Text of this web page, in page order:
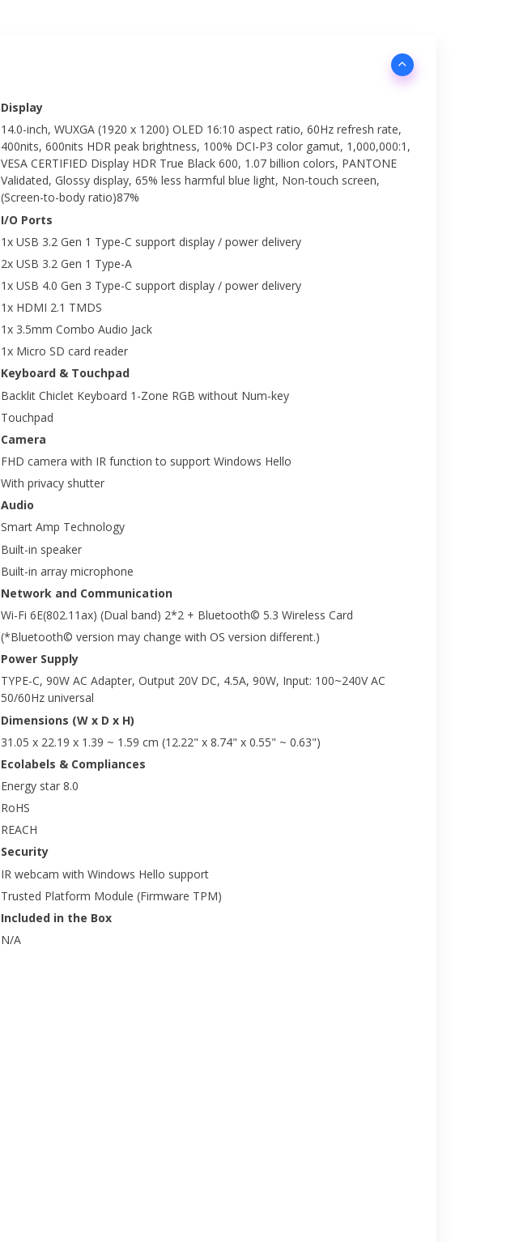
Display
14.0-inch, WUXGA (1920 x 1200) OLED 16:10 aspect ratio, 60Hz refresh rate,
400nits, 600nits HDR peak brightness, 100% DCI-P3 color gamut, 1,000,000:1,
VESA CERTIFIED Display HDR True Black 600, 1.07 billion colors, PANTONE
Validated, Glossy display, 65% less harmful blue light, Non-touch screen,
(Screen-to-body ratio)87%
I/O Ports
1x USB 3.2 Gen 1 Type-C support display / power delivery
2x USB 3.2 Gen 1 Type-A
1x USB 4.0 Gen 3 Type-C support display / power delivery
1x HDMI 2.1 TMDS
1x 3.5mm Combo Audio Jack
1x Micro SD card reader
Keyboard & Touchpad
Backlit Chiclet Keyboard 1-Zone RGB without Num-key
Touchpad
Camera
FHD camera with IR function to support Windows Hello
With privacy shutter
Audio
Smart Amp Technology
Built-in speaker
Built-in array microphone
Network and Communication
Wi-Fi 6E(802.11ax) (Dual band) 2*2 + Bluetooth© 5.3 Wireless Card
(*Bluetooth© version may change with OS version different.)
Power Supply
TYPE-C, 90W AC Adapter, Output 20V DC, 4.5A, 90W, Input: 100~240V AC
50/60Hz universal
Dimensions (W x D x H)
31.05 x 22.19 x 1.39 ~ 1.59 cm (12.22" x 8.74" x 0.55" ~ 0.63")
Ecolabels & Compliances
Energy star 8.0
RoHS
REACH
Security
IR webcam with Windows Hello support
Trusted Platform Module (Firmware TPM)
Included in the Box
N/A